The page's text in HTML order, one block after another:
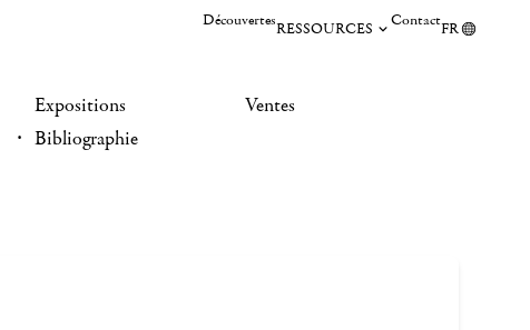
DécouvertesRESSOURCES ContactFR
Expositions
Bibliographie
Ventes